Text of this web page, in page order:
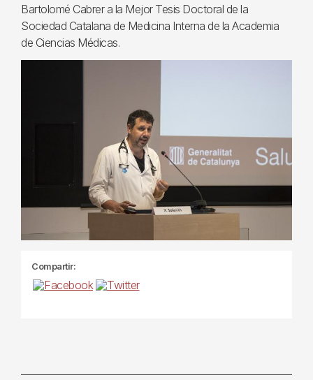
Bartolomé Cabrer a la Mejor Tesis Doctoral de la
Sociedad Catalana de Medicina Interna de la Academia
de Ciencias Médicas.
Compartir: